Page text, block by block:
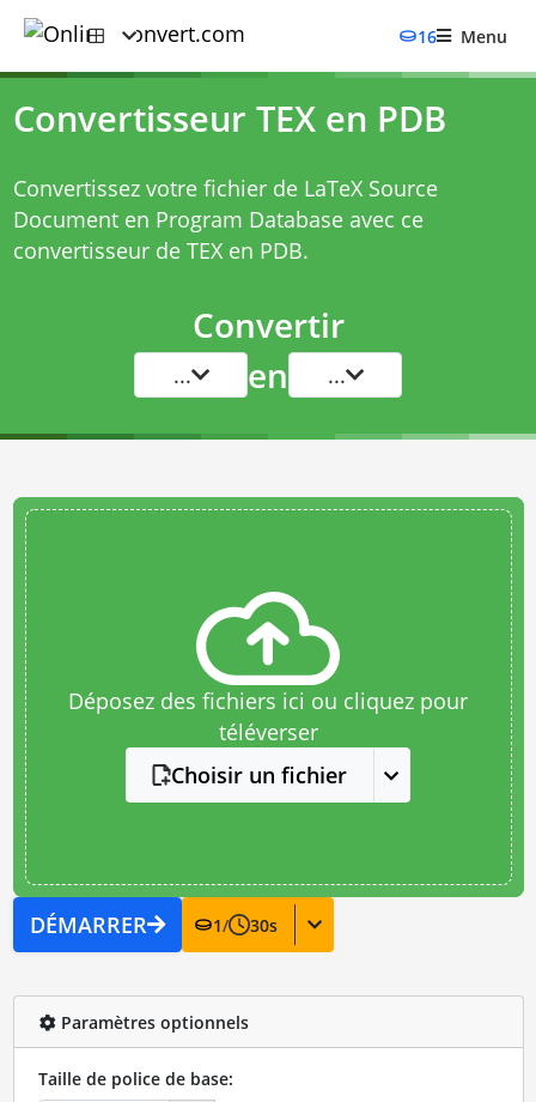
16 Menu
Convertisseur TEX en PDB
Convertissez votre fichier de LaTeX Source
Document en Program Database avec ce
convertisseur de TEX en PDB.
Convertir
... en ...
Déposez des fichiers ici ou cliquez pour
téléverser
Choisir un fichier
DÉMARRER 1/ 30s
Paramètres optionnels
Taille de police de base: